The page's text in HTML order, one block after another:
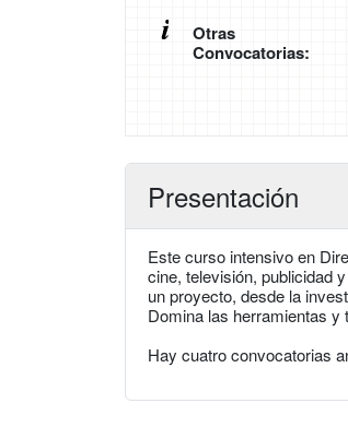
Otras
Convocatorias:
Presentación
Este curso intensivo en
cine, televisión, publicidad
un proyecto, desde la
Domina las herramientas
Hay cuatro convocatorias